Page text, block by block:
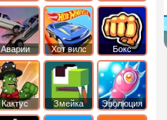
короля
коробку
Аварии
машин
Хот вилс Бокс
Кактус
маккой
Змейка Эволюция